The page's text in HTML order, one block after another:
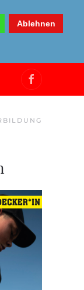
Ablehnen